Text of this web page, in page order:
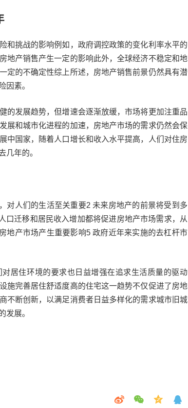
和挑战的影响例如，政府调控政策的变化利率水平的
地产销售产生一定的影响此外，全球经济不稳定和地
定的不确定性综上所述，房地产销售前景仍然具有潜
因素。
的发展趋势，但增速会逐渐放缓，市场将更加注重品
展和城市化进程的加速，房地产市场的需求仍然会保
中国家，随着人口增长和收入水平提高，人们对住房
几年的。
对人们的生活至关重要2 未来房地产的前景将受到多
口迁移和居民收入增加都将促进房地产市场需求，从
地产市场产生重要影响5 政府近年来实施的去杠杆市
居住环境的要求也日益增强在追求生活质量的驱动
施完善居住舒适度高的住宅这一趋势不仅促进了房地
不断创新，以满足消费者日益多样化的需求城市旧城
发展。